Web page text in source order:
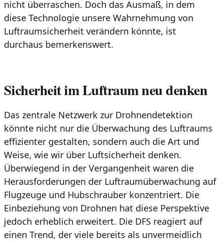
nicht überraschen. Doch das Ausmaß, in dem
diese Technologie unsere Wahrnehmung von
Luftraumsicherheit verändern könnte, ist
durchaus bemerkenswert.
Sicherheit im Luftraum neu denken
Das zentrale Netzwerk zur Drohnendetektion
könnte nicht nur die Überwachung des Luftraums
effizienter gestalten, sondern auch die Art und
Weise, wie wir über Luftsicherheit denken.
Überwiegend in der Vergangenheit waren die
Herausforderungen der Luftraumüberwachung auf
Flugzeuge und Hubschrauber konzentriert. Die
Einbeziehung von Drohnen hat diese Perspektive
jedoch erheblich erweitert. Die DFS reagiert auf
einen Trend, der viele bereits als unvermeidlich